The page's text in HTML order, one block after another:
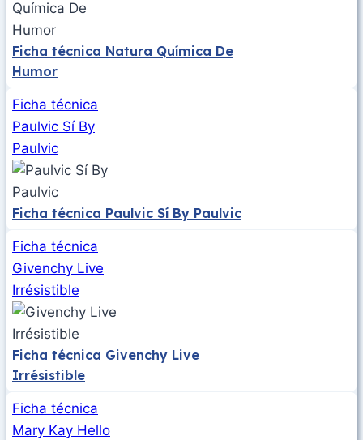
Ficha técnica Natura Química De
Humor
Ficha técnica
Paulvic Sí By
Paulvic
Ficha técnica Paulvic Sí By Paulvic
Ficha técnica
Givenchy Live
Irrésistible
Ficha técnica Givenchy Live
Irrésistible
Ficha técnica
Mary Kay Hello